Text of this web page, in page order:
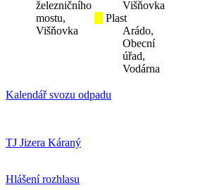
železničního
mostu,
Višňovka
Višňovka
Plast
Arádo,
Obecní
úřad,
Vodárna
Kalendář svozu odpadu
TJ Jizera Káraný
Hlášení rozhlasu